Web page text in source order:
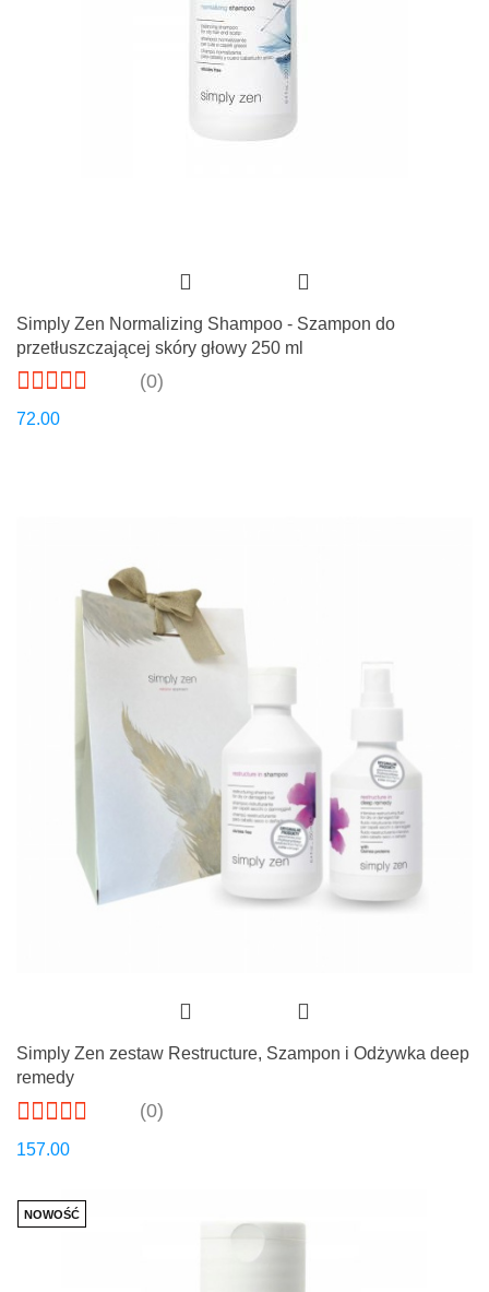
Simply Zen Normalizing Shampoo - Szampon do
przetłuszczającej skóry głowy 250 ml
(0)
72.00
Simply Zen zestaw Restructure, Szampon i Odżywka deep
remedy
(0)
157.00
NOWOŚĆ